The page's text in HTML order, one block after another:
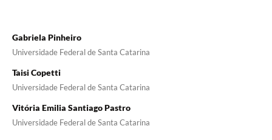
Gabriela Pinheiro
Universidade Federal de Santa Catarina
Taisi Copetti
Universidade Federal de Santa Catarina
Vitória Emilia Santiago Pastro
Universidade Federal de Santa Catarina